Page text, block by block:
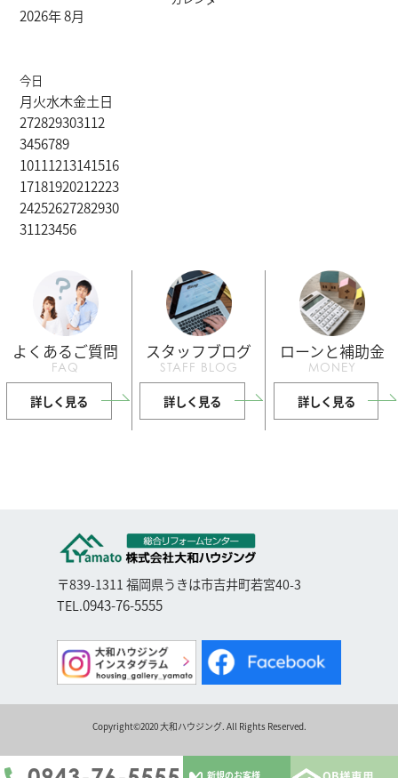
2026年 8月
今日
月火水木金土日
272829303112
3456789
10111213141516
17181920212223
24252627282930
31123456
よくあるご質問
FAQ
詳しく見る
スタッフブログ
STAFF BLOG
詳しく見る
ローンと補助金
MONEY
詳しく見る
〒839-1311 福岡県うきは市吉井町若宮40-3
TEL.0943-76-5555
Copyright©2020 大和ハウジング. All Rights Reserved.
新規のお客様